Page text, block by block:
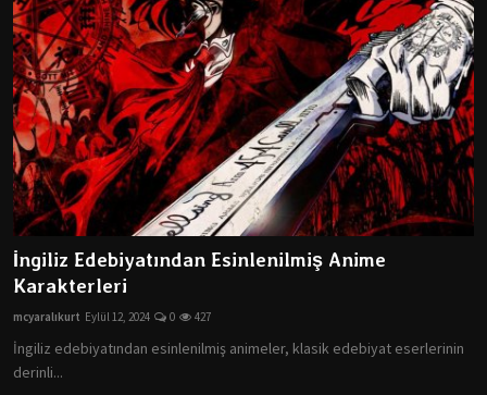
İngiliz Edebiyatından Esinlenilmiş Anime
Karakterleri
mcyaralıkurt Eylül 12, 2024 0 427
İngiliz edebiyatından esinlenilmiş animeler, klasik edebiyat eserlerinin
derinli...